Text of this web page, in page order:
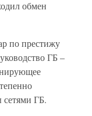
обмен
по престижу
ГБ –
ГБ.